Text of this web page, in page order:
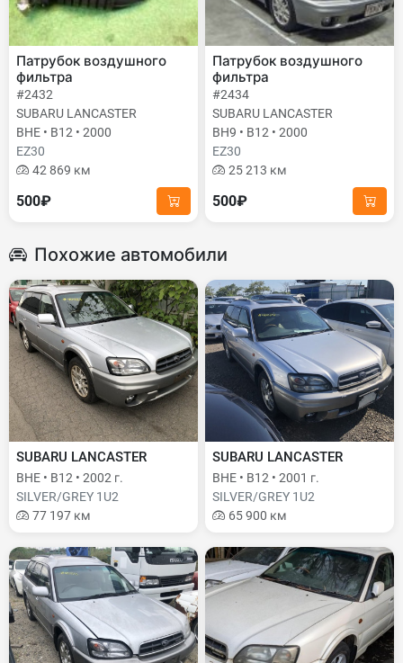
Патрубок воздушного
фильтра
#2432
SUBARU LANCASTER
BHE • B12 • 2000
EZ30
42 869 км
500₽
Патрубок воздушного
фильтра
#2434
SUBARU LANCASTER
BH9 • B12 • 2000
EZ30
25 213 км
500₽
Похожие автомобили
SUBARU LANCASTER
BHE • B12 • 2002 г.
SILVER/GREY 1U2
77 197 км
SUBARU LANCASTER
BHE • B12 • 2001 г.
SILVER/GREY 1U2
65 900 км